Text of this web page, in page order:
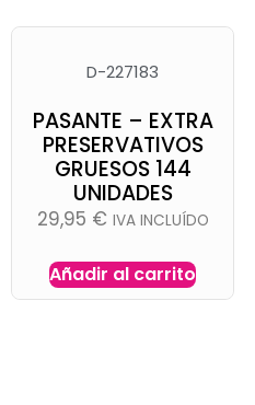
D-227183
PASANTE – EXTRA
PRESERVATIVOS
GRUESOS 144
UNIDADES
29,95 € IVA INCLUÍDO
Añadir al carrito